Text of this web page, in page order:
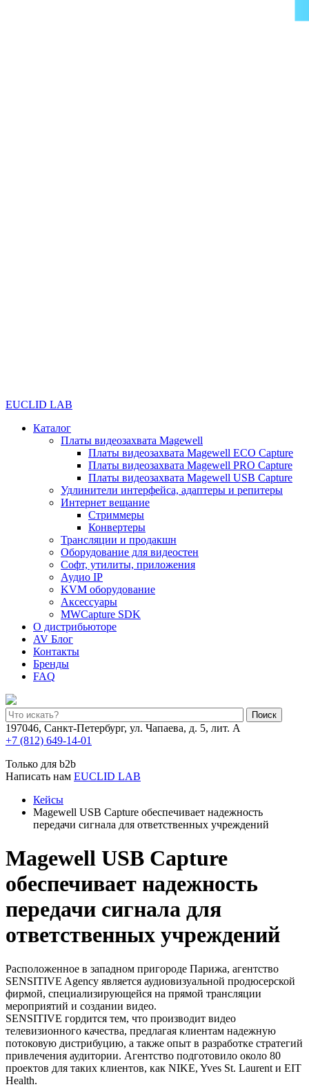
EUCLID LAB
Каталог
Платы видеозахвата Magewell
Платы видеозахвата Magewell ECO Capture
Платы видеозахвата Magewell PRO Capture
Платы видеозахвата Magewell USB Capture
Удлинители интерфейса, адаптеры и репитеры
Интернет вещание
Стриммеры
Конвертеры
Трансляции и продакшн
Оборудование для видеостен
Софт, утилиты, приложения
Аудио IP
KVM оборудование
Аксессуары
MWCapture SDK
О дистрибьюторе
AV Блог
Контакты
Бренды
FAQ
Поиск
197046, Санкт-Петербург, ул. Чапаева, д. 5, лит. А
+7 (812) 649-14-01
Только для b2b
Написать нам EUCLID LAB
Кейсы
Magewell USB Capture обеспечивает надежность
передачи сигнала для ответственных учреждений
Magewell USB Capture
обеспечивает надежность
передачи сигнала для
ответственных учреждений
Расположенное в западном пригороде Парижа, агентство
SENSITIVE Agency является аудиовизуальной продюсерской
фирмой, специализирующейся на прямой трансляции
мероприятий и создании видео.
SENSITIVE гордится тем, что производит видео
телевизионного качества, предлагая клиентам надежную
потоковую дистрибуцию, а также опыт в разработке стратегий
привлечения аудитории. Агентство подготовило около 80
проектов для таких клиентов, как NIKE, Yves St. Laurent и EIT
Health.